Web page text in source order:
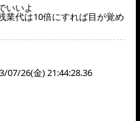
いいよ
業代は10倍にすれば目が覚め
07/26(金) 21:44:28.36